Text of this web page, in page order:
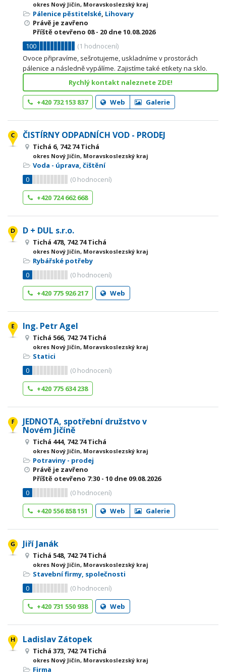
okres Nový Jičín, Moravskoslezský kraj
Pálenice pěstitelské, Lihovary
Právě je zavřeno
Příště otevřeno 08 - 20 dne 10.08.2026
100
(1 hodnocení)
Ovoce připravíme, sešrotujeme, uskladníme v prostorách
pálenice a následně vypálíme. Zajistíme také etikety na sklo.
Rychlý kontakt naleznete ZDE!
+420 732 153 837 Web Galerie
ČISTÍRNY ODPADNÍCH VOD - PRODEJ
Tichá 6, 742 74 Tichá
okres Nový Jičín, Moravskoslezský kraj
Voda - úprava, čištění
0
(0 hodnocení)
+420 724 662 668
D + DUL s.r.o.
Tichá 478, 742 74 Tichá
okres Nový Jičín, Moravskoslezský kraj
Rybářské potřeby
0
(0 hodnocení)
+420 775 926 217
Web
Ing. Petr Agel
Tichá 566, 742 74 Tichá
okres Nový Jičín, Moravskoslezský kraj
Statici
0
(0 hodnocení)
+420 775 634 238
JEDNOTA, spotřební družstvo v
Novém Jičíně
Tichá 444, 742 74 Tichá
okres Nový Jičín, Moravskoslezský kraj
Potraviny - prodej
Právě je zavřeno
Příště otevřeno 7:30 - 10 dne 09.08.2026
0
(0 hodnocení)
+420 556 858 151
Web Galerie
Jiří Janák
Tichá 548, 742 74 Tichá
okres Nový Jičín, Moravskoslezský kraj
Stavební firmy, společnosti
0
(0 hodnocení)
+420 731 550 938
Web
Ladislav Zátopek
Tichá 373, 742 74 Tichá
okres Nový Jičín, Moravskoslezský kraj
Firma